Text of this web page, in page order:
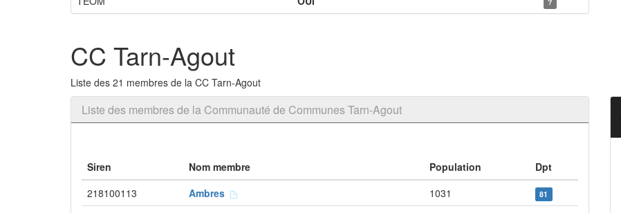
CC Tarn-Agout
Liste des 21 membres de la CC Tarn-Agout
Liste des membres de la Communauté de Communes Tarn-Agout
Siren Nom membre Population
Dpt
218100113
Ambres 1031 81